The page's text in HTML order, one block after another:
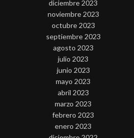
diciembre 2023
noviembre 2023
octubre 2023
septiembre 2023
agosto 2023
julio 2023
junio 2023
mayo 2023
abril 2023
marzo 2023
febrero 2023
enero 2023